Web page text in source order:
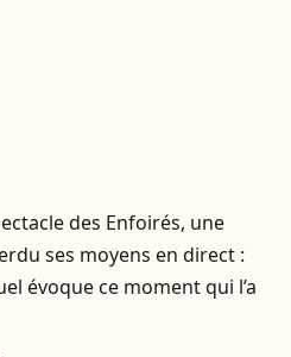
des Enfoirés, une
ses moyens en direct :
évoque ce moment qui l’a